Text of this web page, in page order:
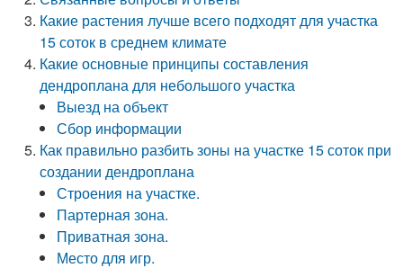
Какие растения лучше всего подходят для участка
15 соток в среднем климате
Какие основные принципы составления
дендроплана для небольшого участка
Выезд на объект
Сбор информации
Как правильно разбить зоны на участке 15 соток при
создании дендроплана
Строения на участке.
Партерная зона.
Приватная зона.
Место для игр.